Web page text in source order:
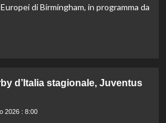
di Birmingham, in programma da
d’Italia stagionale, Juventus
2026 : 8:00